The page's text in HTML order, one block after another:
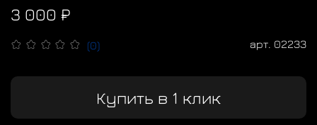
(0) арт. 02233
3 000 ₽
Купить в 1 клик